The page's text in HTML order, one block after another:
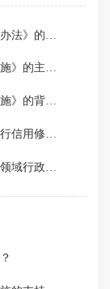
《福建省促进数据要素流通交易的若干措施》的主要内容是什么？
《福建省促进数据要素流通交易的若干措施》的背景和依据是什么？
市场监督管理领域的行政处罚信息如何进行信用修复？